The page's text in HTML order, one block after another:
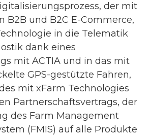
der mit
B2B und B2C E-Commerce,
in die Telematik
dank eines
mit ACTIA und in das mit
GPS-gestützte Fahren,
mit xFarm Technologies
Partnerschaftsvertrags, der
des Farm Management
(FMIS) auf alle Produkte